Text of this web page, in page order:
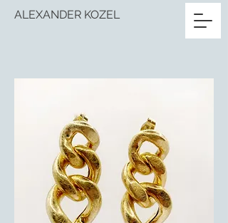
ALEXANDER KOZEL